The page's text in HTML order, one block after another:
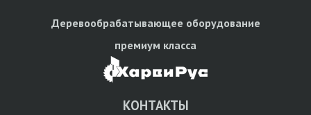
Деревообрабатывающее оборудование
премиум класса
КОНТАКТЫ